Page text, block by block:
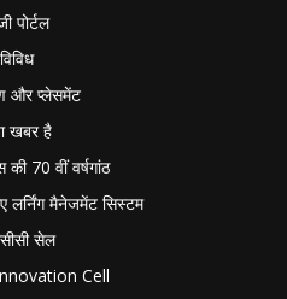
पोर्टल
विविध
और प्लेसमेंट
खबर है
की 70 वीं वर्षगांठ
लर्निंग मैनेजमेंट सिस्टम
सेल
Cell